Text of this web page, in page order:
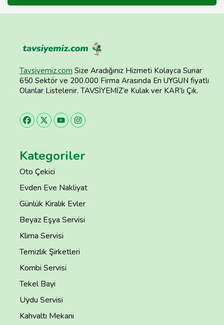
Tavsiyemiz.com Size Aradığınız Hizmeti Kolayca Sunar
650 Sektör ve 200.000 Firma Arasında En UYGUN fiyatlı
Olanlar Listelenir. TAVSİYEMİZ’e Kulak ver KAR’lı Çık.
Kategoriler
Oto Çekici
Evden Eve Nakliyat
Günlük Kiralık Evler
Beyaz Eşya Servisi
Klima Servisi
Temizlik Şirketleri
Kombi Servisi
Tekel Bayi
Uydu Servisi
Kahvaltı Mekanı